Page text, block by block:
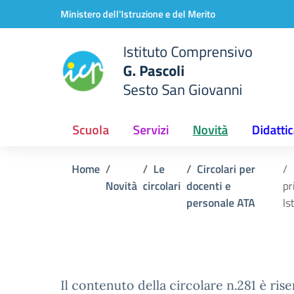
Vai ai contenuti
Vai al menu di navigazioneMinistero dell'Istruzione e del Merito
Istituto Comprensivo
G. Pascoli
Sesto San Giovanni
Scuola Servizi Novità
Home
Novità
Le
circolari
Circolari per
docenti e
personale ATA
Il contenuto della circolare n.281 è